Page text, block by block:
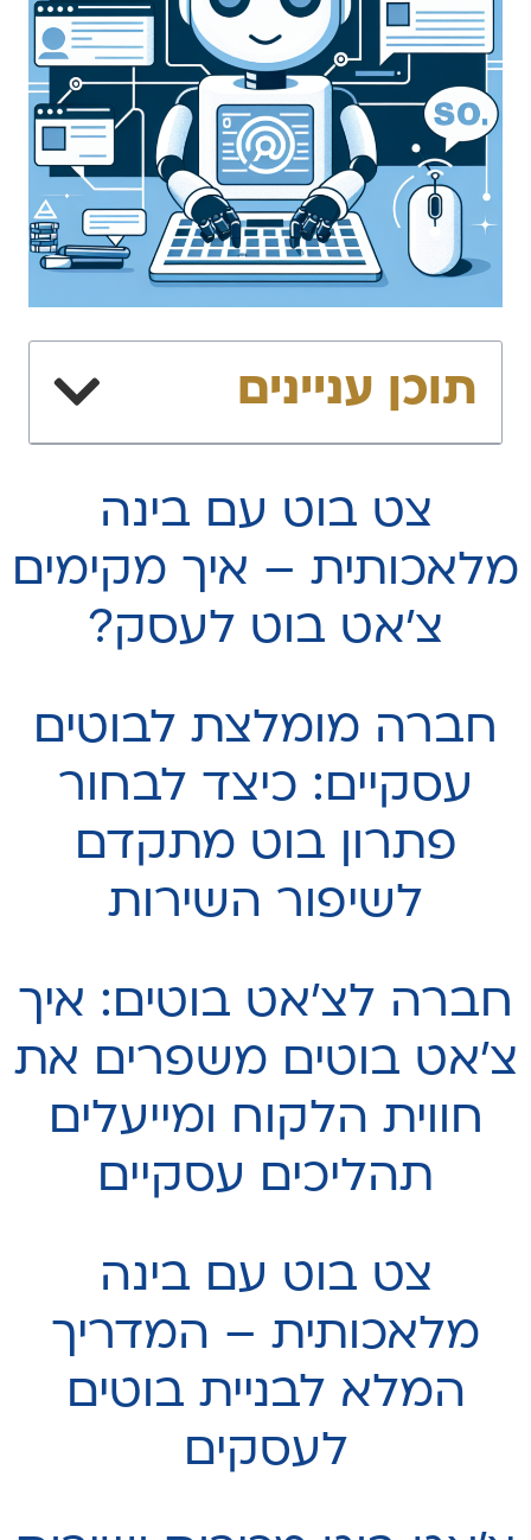
תוכן עניינים
צט בוט עם בינה
מלאכותית – איך מקימים
צ׳אט בוט לעסק?
חברה מומלצת לבוטים
עסקיים: כיצד לבחור
פתרון בוט מתקדם
לשיפור השירות
חברה לצ׳אט בוטים: איך
צ'אט בוטים משפרים את
חווית הלקוח ומייעלים
תהליכים עסקיים
צט בוט עם בינה
מלאכותית – המדריך
המלא לבניית בוטים
לעסקים